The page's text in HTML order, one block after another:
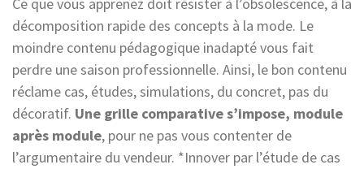
Ce que vous apprenez doit résister à l’obsolescence, à la
décomposition rapide des concepts à la mode. Le
moindre contenu pédagogique inadapté vous fait
perdre une saison professionnelle. Ainsi, le bon contenu
réclame cas, études, simulations, du concret, pas du
décoratif. Une grille comparative s’impose, module
après module, pour ne pas vous contenter de
l’argumentaire du vendeur. *Innover par l’étude de cas